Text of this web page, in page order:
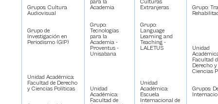
Grupos: Cultura
Audiovisual
Grupo de
Investigación en
Periodismo (GIP)
Unidad Académica:
Facultad de Derecho
y Ciencias Políticas
para la
Academia
Grupo:
Tecnologías
para la
Academia -
Proventus -
Unisabana
Unidad
Académica:
Facultad de
Culturas
Extranjeras
Grupo:
Language
Learning and
Teaching -
LALETUS
Unidad
Académica:
Escuela
Internacional de
Grupo:
Unidad
Facultad
Derecho y
Ciencias
Grupos: